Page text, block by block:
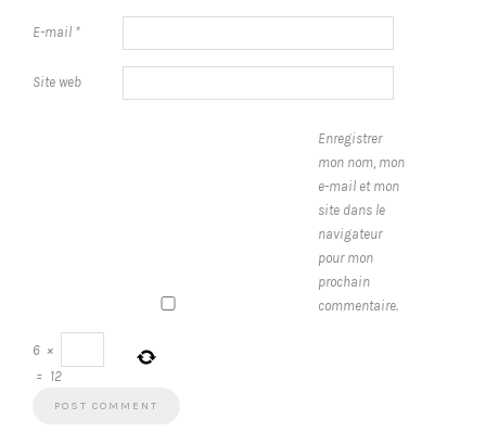
E-mail *
Site web
Enregistrer
mon nom, mon
e-mail et mon
site dans le
navigateur
pour mon
prochain
commentaire.
6 ×
= 12